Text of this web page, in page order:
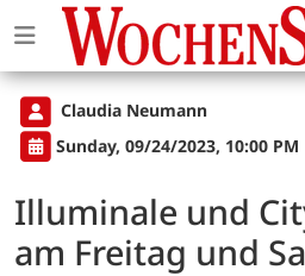
Claudia Neumann
Sunday, 09/24/2023, 10:00 PM
Illuminale und
am Freitag und